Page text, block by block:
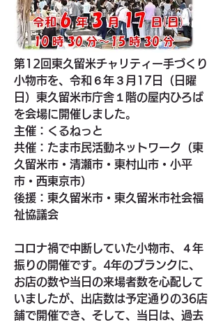
第12回東久留米チャリティー手づくり
小物市を、令和６年３月17日（日曜
日）東久留米市庁舎１階の屋内ひろば
を会場に開催しました。
主催：くるねっと
共催：たま市民活動ネットワーク（東
久留米市・清瀬市・東村山市・小平
市・西東京市）
後援：東久留米市・東久留米市社会福
祉協議会
コロナ禍で中断していた小物市、４年
振りの開催です。4年のブランクに、
お店の数や当日の来場者数を心配して
いましたが、出店数は予定通りの36店
舗で開催でき、そして、当日は、過去